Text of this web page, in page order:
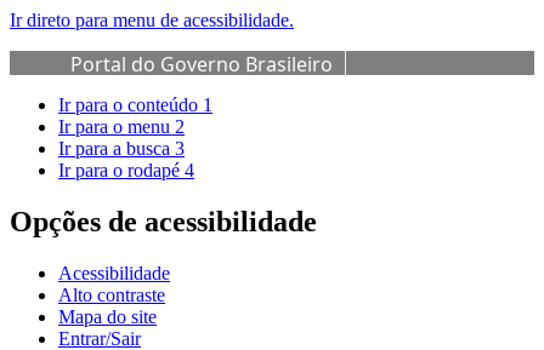
Ir direto para menu de acessibilidade.
Portal do Governo Brasileiro
Ir para o conteúdo 1
Ir para o menu 2
Ir para a busca 3
Ir para o rodapé 4
Opções de acessibilidade
Acessibilidade
Alto contraste
Mapa do site
Entrar/Sair